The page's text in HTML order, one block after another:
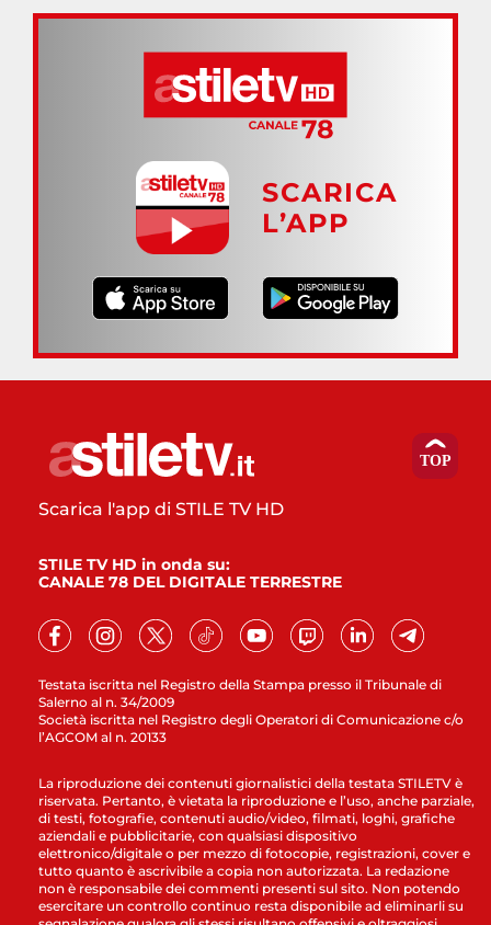
SCARICA
L’APP
Testata iscritta nel Registro della Stampa presso il Tribunale di
Salerno al n. 34/2009
Società iscritta nel Registro degli Operatori di Comunicazione c/o
l’AGCOM al n. 20133
Scarica l'app di STILE TV HD
STILE TV HD in onda su:
CANALE 78 DEL DIGITALE TERRESTRE
La riproduzione dei contenuti giornalistici della testata STILETV è
riservata. Pertanto, è vietata la riproduzione e l’uso, anche parziale,
di testi, fotografie, contenuti audio/video, filmati, loghi, grafiche
aziendali e pubblicitarie, con qualsiasi dispositivo
elettronico/digitale o per mezzo di fotocopie, registrazioni, cover e
tutto quanto è ascrivibile a copia non autorizzata. La redazione
non è responsabile dei commenti presenti sul sito. Non potendo
esercitare un controllo continuo resta disponibile ad eliminarli su